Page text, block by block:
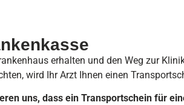
erhalten und den Weg zur
wird Ihr Arzt Ihnen einen
uns, dass ein Transportschein für